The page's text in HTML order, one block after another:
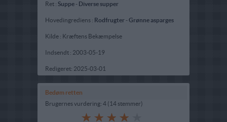
Ret : Suppe - Diverse supper
Hovedingrediens : Rodfrugter -Grønne asparges
Kilde : Kræftens Bekæmpelse
Indsendt : 2003-05-19
Redigeret: 2025-03-01
Bedøm retten
Brugernes vurdering: 4 (14 stemmer)